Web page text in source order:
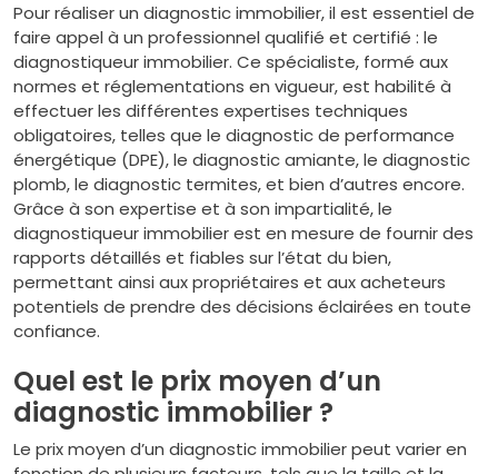
Pour réaliser un diagnostic immobilier, il est essentiel de
faire appel à un professionnel qualifié et certifié : le
diagnostiqueur immobilier. Ce spécialiste, formé aux
normes et réglementations en vigueur, est habilité à
effectuer les différentes expertises techniques
obligatoires, telles que le diagnostic de performance
énergétique (DPE), le diagnostic amiante, le diagnostic
plomb, le diagnostic termites, et bien d’autres encore.
Grâce à son expertise et à son impartialité, le
diagnostiqueur immobilier est en mesure de fournir des
rapports détaillés et fiables sur l’état du bien,
permettant ainsi aux propriétaires et aux acheteurs
potentiels de prendre des décisions éclairées en toute
confiance.
Quel est le prix moyen d’un
diagnostic immobilier ?
Le prix moyen d’un diagnostic immobilier peut varier en